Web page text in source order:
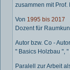
zusammen mit
Von 1995 bis 2017
Dozent für
Autor bzw. Co -
" Basics Holzbau ",
Paralell zur Arbeit